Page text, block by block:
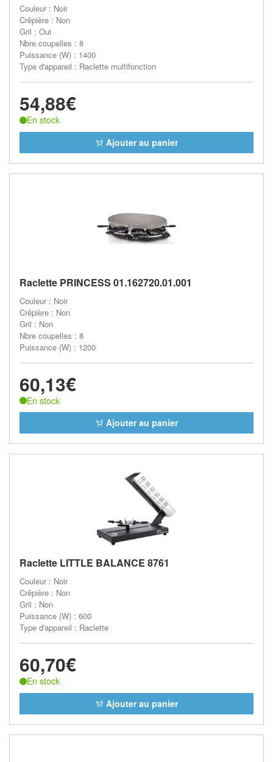
Couleur : Noir
Crêpière : Non
Gril : Oui
Nbre coupelles : 8
Puissance (W) : 1400
Type d'appareil : Raclette multifonction
54,88€
En stock
Ajouter au panier
Raclette PRINCESS 01.162720.01.001
Couleur : Noir
Crêpière : Non
Gril : Non
Nbre coupelles : 8
Puissance (W) : 1200
60,13€
En stock
Ajouter au panier
Raclette LITTLE BALANCE 8761
Couleur : Noir
Crêpière : Non
Gril : Non
Puissance (W) : 600
Type d'appareil : Raclette
60,70€
En stock
Ajouter au panier